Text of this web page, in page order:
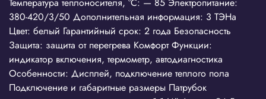
380-420/3/50 Дополнительная информация: 3 ТЭНа
Цвет: белый Гарантийный срок: 2 года Безопасность
Защита: защита от перегрева Комфорт Функции:
индикатор включения, термометр, автодиагностика
Особенности: Дисплей, подключение теплого пола
Подключение и габаритные размеры Патрубок